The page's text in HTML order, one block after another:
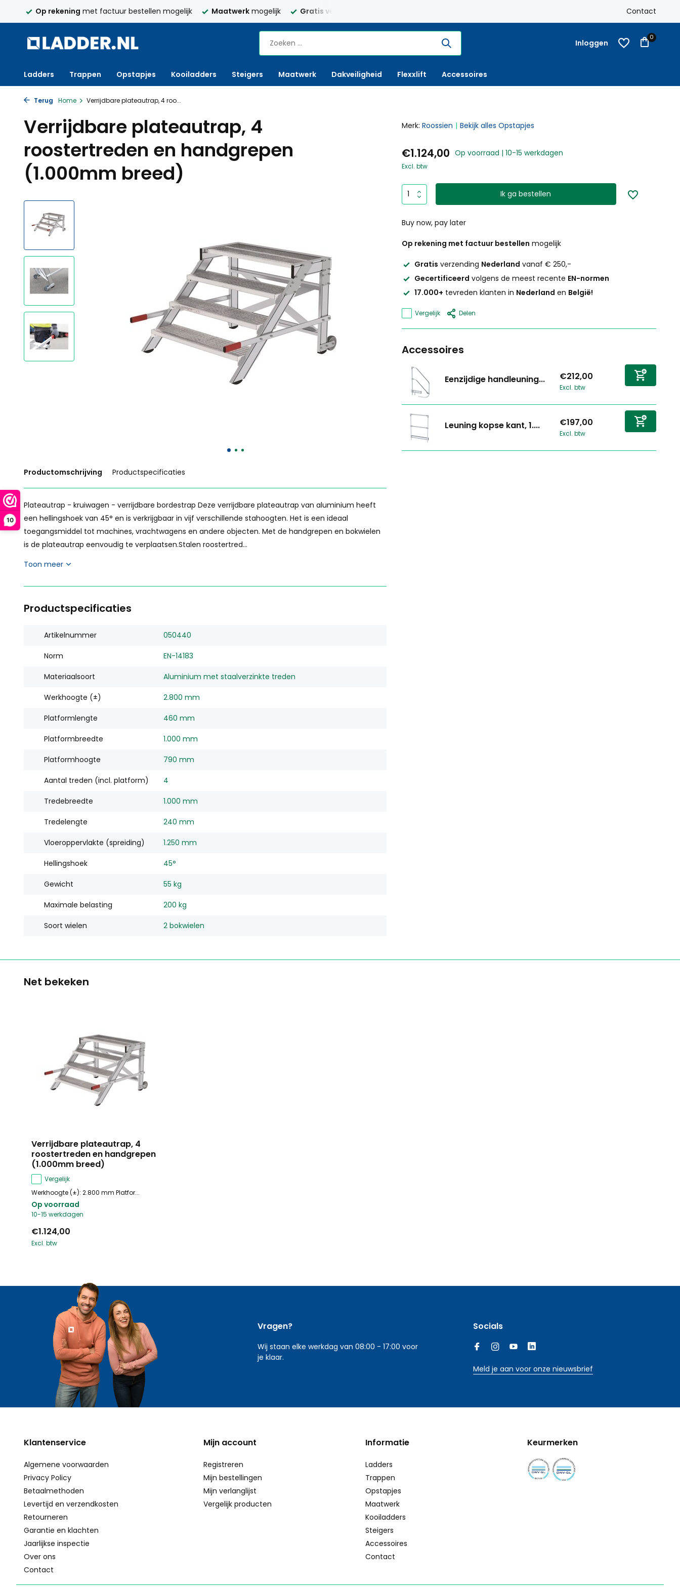
10
Op rekening met factuur bestellen mogelijk Maatwerk mogelijk Gratis verzending met factuur bestellen mogelijkContact
Inloggen
0
Ladders Trappen Opstapjes Kooiladders Steigers Maatwerk Dakveiligheid Flexxlift Accessoires
Terug Home Verrijdbare plateautrap, 4 roo...
Verrijdbare plateautrap, 4
roostertreden en handgrepen
(1.000mm breed)
Productomschrijving Productspecificaties
Plateautrap - kruiwagen - verrijdbare bordestrap Deze verrijdbare plateautrap van aluminium heeft
een hellingshoek van 45° en is verkrijgbaar in vijf verschillende stahoogten. Het is een ideaal
toegangsmiddel tot machines, vrachtwagens en andere objecten. Met de handgrepen en bokwielen
is de plateautrap eenvoudig te verplaatsen.Stalen roostertred...
Toon meer
Productspecificaties
Artikelnummer 050440
Norm EN-14183
Materiaalsoort Aluminium met staalverzinkte treden
Werkhoogte (±) 2.800 mm
Platformlengte 460 mm
Platformbreedte 1.000 mm
Platformhoogte 790 mm
Aantal treden (incl. platform) 4
Tredebreedte 1.000 mm
Tredelengte 240 mm
Vloeroppervlakte (spreiding) 1.250 mm
Hellingshoek 45°
Gewicht 55 kg
Maximale belasting 200 kg
Soort wielen 2 bokwielen
Merk: Roossien Bekijk alles Opstapjes
€1.124,00 Op voorraad | 10-15 werkdagen
Excl. btw
Ik ga bestellen
Buy now, pay later
Op rekening met factuur bestellen mogelijk
Gratis verzending Nederland vanaf € 250,-
Gecertificeerd volgens de meest recente EN-normen
17.000+ tevreden klanten in Nederland en België!
Vergelijk Delen
Accessoires
Eenzijdige handleuning... €212,00
Excl. btw
Leuning kopse kant, 1.... €197,00
Excl. btw
Net bekeken
Verrijdbare plateautrap, 4
roostertreden en handgrepen
(1.000mm breed)
Vergelijk
Werkhoogte (±): 2.800 mm Platfor...
Op voorraad
10-15 werkdagen
€1.124,00
Excl. btw
Vragen?
Wij staan elke werkdag van 08:00 - 17:00 voor
je klaar.
Socials
Meld je aan voor onze nieuwsbrief
Klantenservice
Algemene voorwaarden
Privacy Policy
Betaalmethoden
Levertijd en verzendkosten
Retourneren
Garantie en klachten
Jaarlijkse inspectie
Over ons
Contact
Mijn account
Registreren
Mijn bestellingen
Mijn verlanglijst
Vergelijk producten
Informatie
Ladders
Trappen
Opstapjes
Maatwerk
Kooiladders
Steigers
Accessoires
Contact
Keurmerken